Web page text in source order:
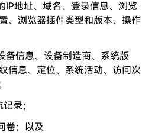
IP地址、域名、登录信息、浏览
、浏览器插件类型和版本、操作
备信息、设备制造商、系统版
信息、定位、系统活动、访问次
录；
卷；以及